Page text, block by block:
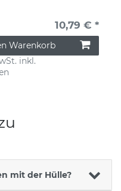
10,79 € *
Warenkorb
inkl.
mit der Hülle?